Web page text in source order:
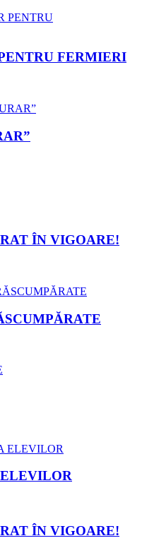
FERMIERI
ÎN VIGOARE!
ÎN VIGOARE!